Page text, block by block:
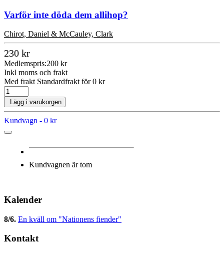
Varför inte döda dem allihop?
Chirot, Daniel & McCauley, Clark
230 kr
Medlemspris:200 kr
Inkl moms och frakt
Med frakt Standardfrakt för 0 kr
Lägg i varukorgen
Kundvagn - 0 kr
Kundvagnen är tom
Kalender
8/6. En kväll om "Nationens fiender"
Kontakt